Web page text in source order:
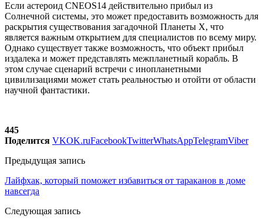
Если астероид CNEOS14 действительно прибыл из
Солнечной системы, это может предоставить возможность для
раскрытия существования загадочной Планеты Х, что
является важным открытием для специалистов по всему миру.
Однако существует также возможность, что объект прибыл
издалека и может представлять межпланетный корабль. В
этом случае сценарий встречи с инопланетными
цивилизациями может стать реальностью и отойти от области
научной фантастики.
445
Поделится VKOK.ruFacebookTwitterWhatsAppTelegramViber
Предыдущая запись
Лайфхак, который поможет избавиться от тараканов в доме
навсегда
Следующая запись